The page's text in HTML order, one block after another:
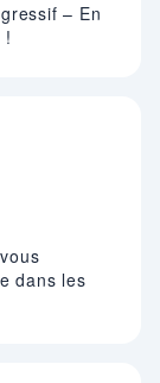
– En
!
dans les